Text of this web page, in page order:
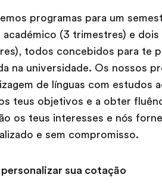
programas para um
académico (3 trimestres) e
todos concebidos para te
na universidade. Os nossos
de línguas com estudos
teus objetivos e a obter
os teus interesses e nós
e sem compromisso.
sua cotação